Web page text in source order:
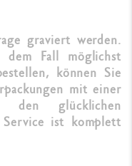
graviert werden.
Fall möglichst
können Sie
mit einer
den glücklichen
Service ist komplett